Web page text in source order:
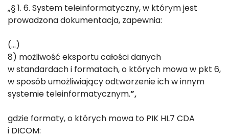
„§ 1. 6. System teleinformatyczny, w którym jest
prowadzona dokumentacja, zapewnia:
(…)
8) możliwość eksportu całości danych
w standardach i formatach, o których mowa w pkt 6,
w sposób umożliwiający odtworzenie ich w innym
systemie teleinformatycznym.”,
gdzie formaty, o których mowa to PIK HL7 CDA
i DICOM: